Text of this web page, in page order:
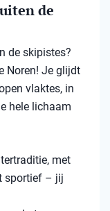
de
de skipistes?
Noren! Je glijdt
vlaktes, in
hele lichaam
met
sportief – jij